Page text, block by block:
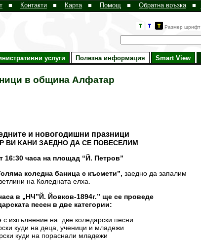
■ Контакти ■ Карта ■ Помощ ■ Обратна връзка ■
Размер шрифт
услуги Полезна информация Smart View
в община Алфатар
и новогодишни празници
ВИ КАНИ ЗАЕДНО ДА СЕ ПОВЕСЕЛИМ
16:30 часа на площад “Й. Петров”
коледна баница с късмети”, заедно да запалим
светлини на Коледната елха.
в „НЧ”Й. Йовков-1894г.” ще се проведе
в две категории:
с изпълнение на две коледарски песни
деца, ученици и младежи
на пораснали младежи